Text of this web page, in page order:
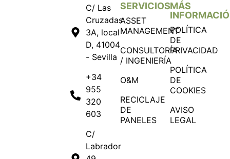
C/ Las
Cruzadas
3A, local
D, 41004
- Sevilla
+34
955
320
603
C/
Labrador
SERVICIOS
ASSET
MANAGEMENT
CONSULTORÍA
/ INGENIERÍA
O&M
RECICLAJE
DE
PANELES
MÁS
POLÍTICA
DE
PRIVACIDAD
POLÍTICA
DE
COOKIES
AVISO
LEGAL